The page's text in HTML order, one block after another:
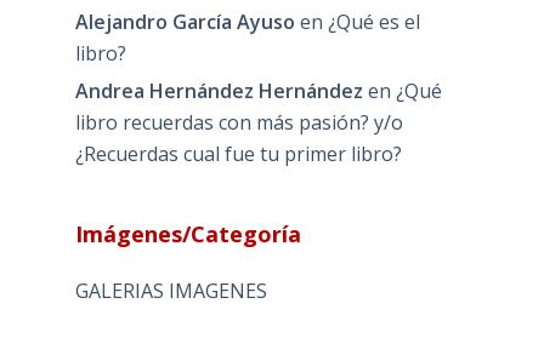
Alejandro García Ayuso en ¿Qué es el
libro?
Andrea Hernández Hernández en ¿Qué
libro recuerdas con más pasión? y/o
¿Recuerdas cual fue tu primer libro?
Imágenes/Categoría
GALERIAS IMAGENES